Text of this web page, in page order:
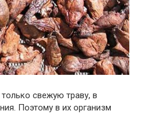
свежую траву, в
Поэтому в их организм